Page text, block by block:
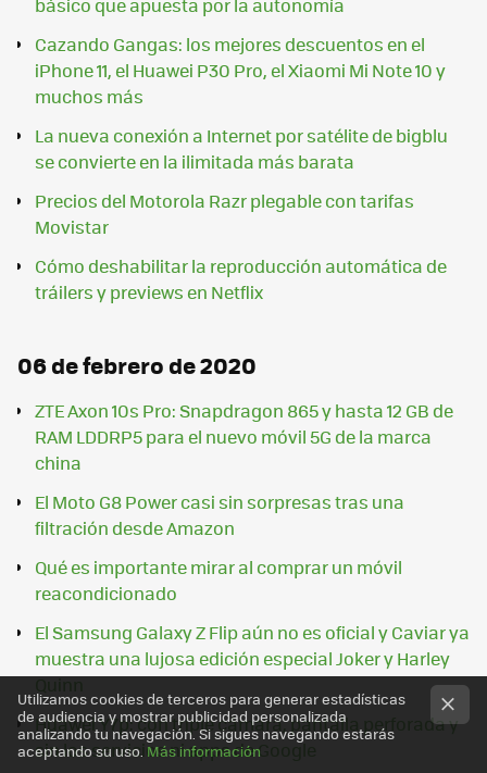
básico que apuesta por la autonomía
Cazando Gangas: los mejores descuentos en el
iPhone 11, el Huawei P30 Pro, el Xiaomi Mi Note 10 y
muchos más
La nueva conexión a Internet por satélite de bigblu
se convierte en la ilimitada más barata
Precios del Motorola Razr plegable con tarifas
Movistar
Cómo deshabilitar la reproducción automática de
tráilers y previews en Netflix
06 de febrero de 2020
ZTE Axon 10s Pro: Snapdragon 865 y hasta 12 GB de
RAM LDDRP5 para el nuevo móvil 5G de la marca
china
El Moto G8 Power casi sin sorpresas tras una
filtración desde Amazon
Qué es importante mirar al comprar un móvil
reacondicionado
El Samsung Galaxy Z Flip aún no es oficial y Caviar ya
muestra una lujosa edición especial Joker y Harley
Quinn
Huawei Y7p: con triple cámara, pantalla perforada y
sin los servicios ni apps de Google
Utilizamos cookies de terceros para generar estadísticas
de audiencia y mostrar publicidad personalizada
analizando tu navegación. Si sigues navegando estarás
aceptando su uso. Más información